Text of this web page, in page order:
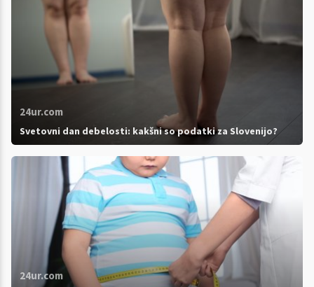
24ur.com
Svetovni dan debelosti: kakšni so podatki za Slovenijo?
24ur.com